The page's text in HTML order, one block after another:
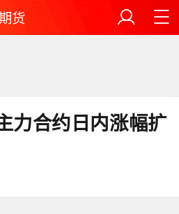
货
力合约日内涨幅扩